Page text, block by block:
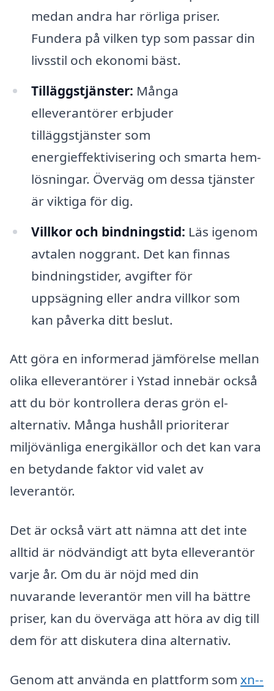
medan andra har rörliga priser.
Fundera på vilken typ som passar din
livsstil och ekonomi bäst.
Tilläggstjänster: Många
elleverantörer erbjuder
tilläggstjänster som
energieffektivisering och smarta hem-
lösningar. Överväg om dessa tjänster
är viktiga för dig.
Villkor och bindningstid: Läs igenom
avtalen noggrant. Det kan finnas
bindningstider, avgifter för
uppsägning eller andra villkor som
kan påverka ditt beslut.
Att göra en informerad jämförelse mellan
olika elleverantörer i Ystad innebär också
att du bör kontrollera deras grön el-
alternativ. Många hushåll prioriterar
miljövänliga energikällor och det kan vara
en betydande faktor vid valet av
leverantör.
Det är också värt att nämna att det inte
alltid är nödvändigt att byta elleverantör
varje år. Om du är nöjd med din
nuvarande leverantör men vill ha bättre
priser, kan du överväga att höra av dig till
dem för att diskutera dina alternativ.
Genom att använda en plattform som xn--